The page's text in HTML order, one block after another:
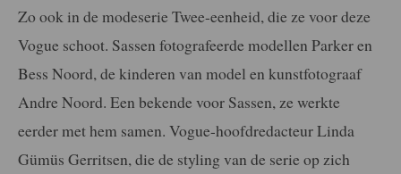
Zo ook in de modeserie Twee-eenheid, die ze voor deze
Vogue schoot. Sassen fotografeerde modellen Parker en
Bess Noord, de kinderen van model en kunstfotograaf
Andre Noord. Een bekende voor Sassen, ze werkte
eerder met hem samen. Vogue-hoofdredacteur Linda
Gümüs Gerritsen, die de styling van de serie op zich